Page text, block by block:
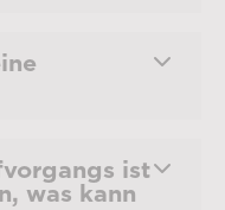
ist
was kann